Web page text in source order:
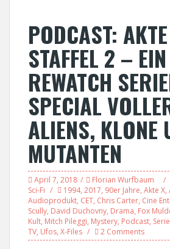
PODCAST:
STAFFEL 2 – EIN
REWATCH
SPECIAL
ALIENS, KLONE
MUTANTEN
April 7, 2018 Florian Wurfbaum
Sci-Fi
1994, 2017, 90er Jahre, Akte X,
Audioprodukt, CET, Chris Carter, Cine
Scully, David Duchovny, Drama, Fox
Kult, Mitch Pileggi, Mystery, Podcast, Serie
TV, Ufos, X-Files 2 Comments